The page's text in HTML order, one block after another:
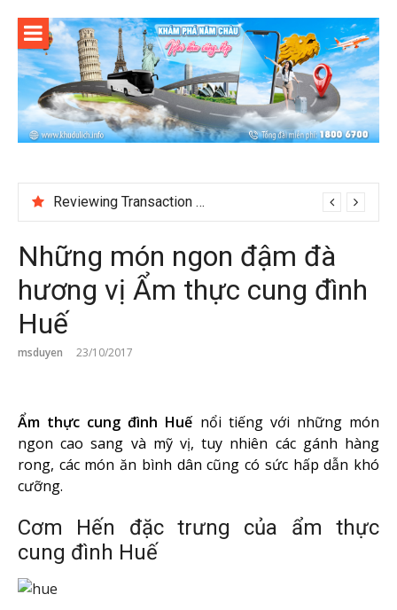
content
Jokabet UK and the Changing Expectations Around Slot Game Selection
Reviewing Transaction History at BetNinja UK
Những món ngon đậm đà
hương vị Ẩm thực cung đình
Huế
msduyen 23/10/2017
Ẩm thực cung đình Huếnổi tiếng với những món
ngon cao sang và mỹ vị, tuy nhiên các gánh hàng
rong, các món ăn bình dân cũng có sức hấp dẫn khó
cưỡng.
Cơm Hến đặc trưng của ẩm thực
cung đình Huế